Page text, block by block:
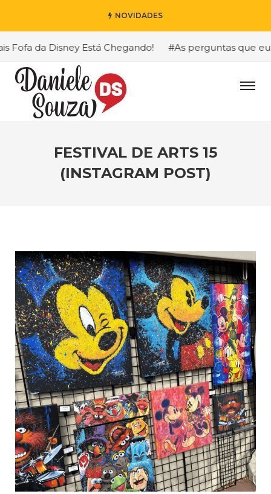
NOVIDADES
da Disney Está Chegando! #As perguntas que eu
FESTIVAL DE ARTS 15
(INSTAGRAM POST)